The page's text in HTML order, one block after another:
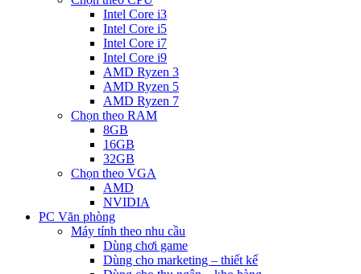
Intel Core i3
Intel Core i5
Intel Core i7
Intel Core i9
AMD Ryzen 3
AMD Ryzen 5
AMD Ryzen 7
Chọn theo RAM
8GB
16GB
32GB
Chọn theo VGA
AMD
NVIDIA
PC Văn phòng
Máy tính theo nhu cầu
Dùng chơi game
Dùng cho marketing – thiết kế